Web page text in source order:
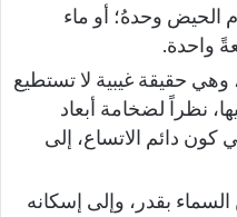
الحيض وحدهُ؛ أو ماء
واحدة.
حقيقة غيبية لا تستطيع
نظراً لضخامة أبعاد
كون دائم الاتساع، إلى
السماء بقدر، وإلى إسكانه